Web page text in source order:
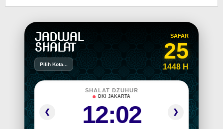
JADWAL
SHALAT
Pilih Kota...
SAFAR
25
1448 H
❮
SHALAT DZUHUR
DKI JAKARTA
12:02 ❯